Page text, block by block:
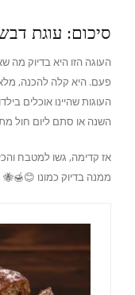
סיכום: עוגת
העוגה הזו היא בדיוק מה
פעם. היא קלה להכנה,
העוגות שהיינו אוכלים
השנה או סתם ליום חול
אז קדימה, גשו למטבח
ממנה בדיוק כמונו 😊🍯🐝